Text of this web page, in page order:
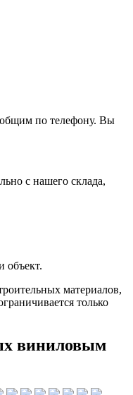
по телефону. Вы
с нашего склада,
объект.
материалов,
только
виниловым